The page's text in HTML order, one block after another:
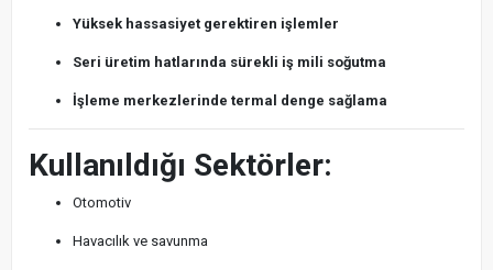
Yüksek hassasiyet gerektiren işlemler
Seri üretim hatlarında sürekli iş mili soğutma
İşleme merkezlerinde termal denge sağlama
Kullanıldığı Sektörler:
Otomotiv
Havacılık ve savunma